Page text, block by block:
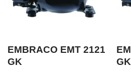
EMBRACO EMT 2121
GK
GK